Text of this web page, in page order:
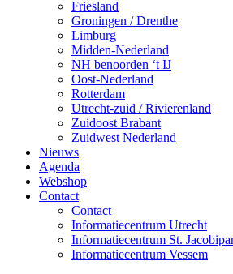
Friesland
Groningen / Drenthe
Limburg
Midden-Nederland
NH benoorden ‘t IJ
Oost-Nederland
Rotterdam
Utrecht-zuid / Rivierenland
Zuidoost Brabant
Zuidwest Nederland
Nieuws
Agenda
Webshop
Contact
Contact
Informatiecentrum Utrecht
Informatiecentrum St.
Informatiecentrum Vessem